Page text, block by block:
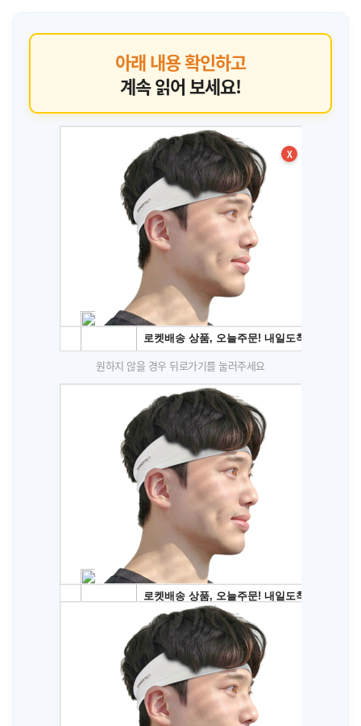
아래 내용 확인하고
계속 읽어 보세요!
X
원하지 않을 경우 뒤로가기를 눌러주세요